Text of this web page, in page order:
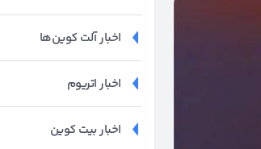
اخبار آلت کوین‌ها
اخبار اتریوم
اخبار بیت کوین